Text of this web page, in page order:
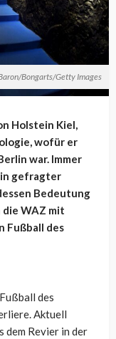
Bongarts/Getty Images
Holstein Kiel,
wofür er
war. Immer
gefragter
Bedeutung
WAZ mit
Fußball des
des
Aktuell
dem Revier in der